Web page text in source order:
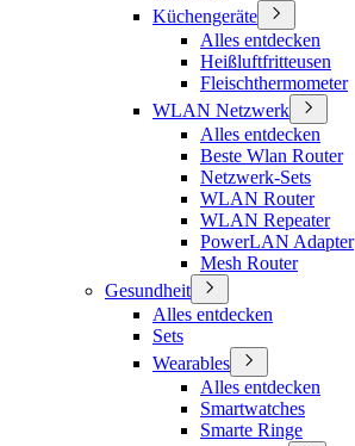
Küchengeräte
Alles entdecken
Heißluftfritteusen
Fleischthermometer
WLAN Netzwerk
Alles entdecken
Beste Wlan Router
Netzwerk-Sets
WLAN Router
WLAN Repeater
PowerLAN Adapter
Mesh Router
Gesundheit
Alles entdecken
Sets
Wearables
Alles entdecken
Smartwatches
Smarte Ringe